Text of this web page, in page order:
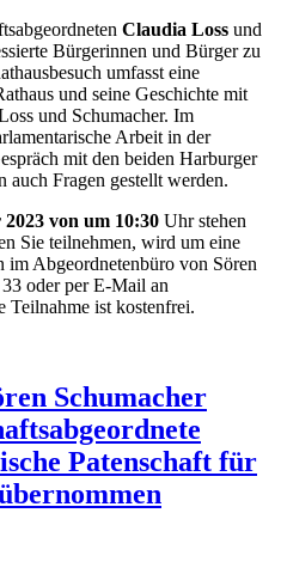
Claudia Loss und
Bürgerinnen und Bürger zu
umfasst eine
und seine Geschichte mit
und Schumacher. Im
Arbeit in der
mit den beiden Harburger
auch Fragen gestellt werden.
von um 10:30 Uhr stehen
Sie teilnehmen, wird um eine
Abgeordnetenbüro von Sören
oder per E-Mail an
Teilnahme ist kostenfrei.
Schumacher
Patenschaft für